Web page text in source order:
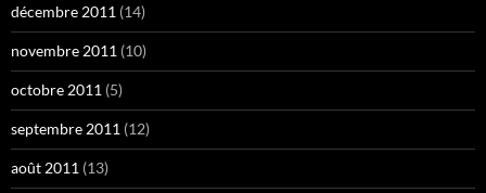
décembre 2011 (14)
novembre 2011 (10)
octobre 2011 (5)
septembre 2011 (12)
août 2011 (13)